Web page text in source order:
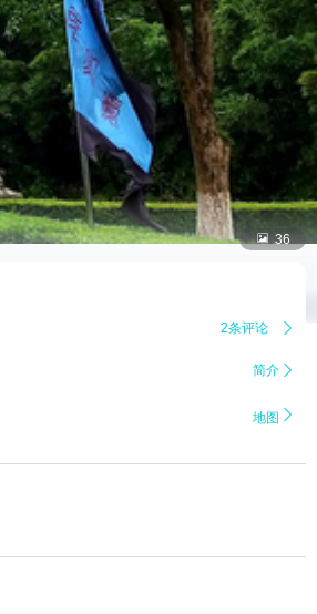
 36
2条评论 
简介 
地图 